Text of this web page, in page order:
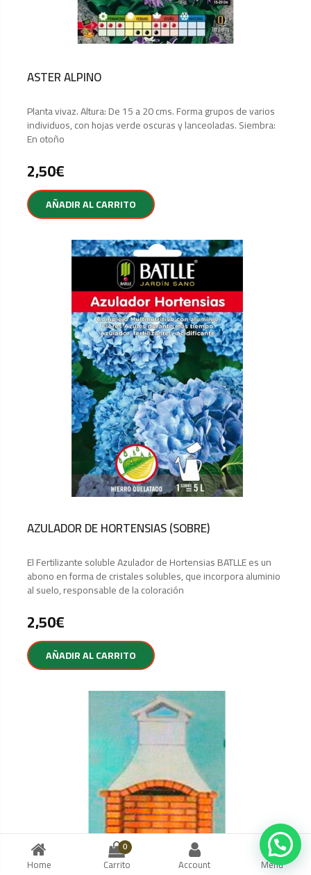
ASTER ALPINO
Planta vivaz. Altura: De 15 a 20 cms. Forma grupos de varios
individuos, con hojas verde oscuras y lanceoladas. Siembra:
En otoño
2,50€
AÑADIR AL CARRITO
AZULADOR DE HORTENSIAS (SOBRE)
El Fertilizante soluble Azulador de Hortensias BATLLE es un
abono en forma de cristales solubles, que incorpora aluminio
al suelo, responsable de la coloración
2,50€
AÑADIR AL CARRITO
Home
0
Carrito Account Menu
Hola, ¿Le podemos ayudar?